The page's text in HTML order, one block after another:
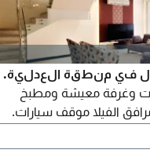
في منطقة العدلية.
وغرفة معيشة ومطبخ
الفيلا موقف سيارات.